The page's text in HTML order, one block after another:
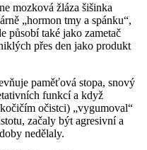
mozková žláza šišinka
„hormon tmy a spánku“,
působí také jako zametač
přes den jako produkt
paměťová stopa, snový
funkcí a když
očistci) „vygumoval“
začaly být agresivní a
nedělaly.